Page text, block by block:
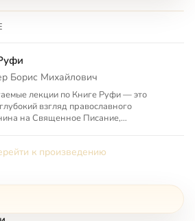
Борис Михайлович
лекции по Книге Руфи — это
взгляд православного
на Священное Писание,
к произведению